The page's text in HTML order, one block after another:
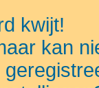
kwijt!
kan